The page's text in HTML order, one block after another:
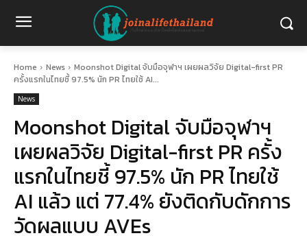
Home News
Moonshot Digital จับมือจุฬาฯ เผยผลวิจัย Digital-first PR
ครั้งแรกในไทยชี้ 97.5% นัก PR ไทยใช้ AI...
News
Moonshot Digital จับมือจุฬาฯ
เผยผลวิจัย Digital-first PR ครั้ง
แรกในไทยชี้ 97.5% นัก PR ไทยใช้
AI แล้ว แต่ 77.4% ยังติดกับดักการ
วัดผลแบบ AVEs